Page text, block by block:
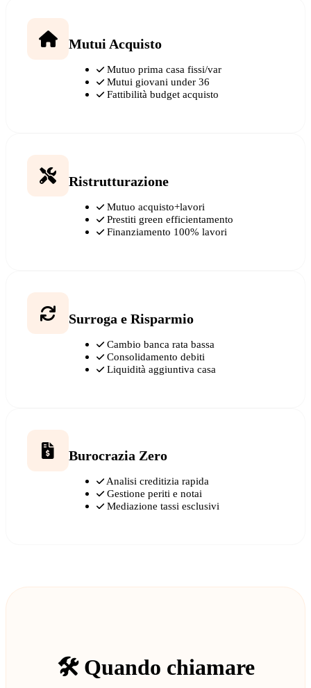
Mutui Acquisto
Mutuo prima casa fissi/var
Mutui giovani under 36
Fattibilità budget acquisto
Ristrutturazione
Mutuo acquisto+lavori
Prestiti green efficientamento
Finanziamento 100% lavori
Surroga e Risparmio
Cambio banca rata bassa
Consolidamento debiti
Liquidità aggiuntiva casa
Burocrazia Zero
Analisi creditizia rapida
Gestione periti e notai
Mediazione tassi esclusivi
🛠️ Quando chiamare